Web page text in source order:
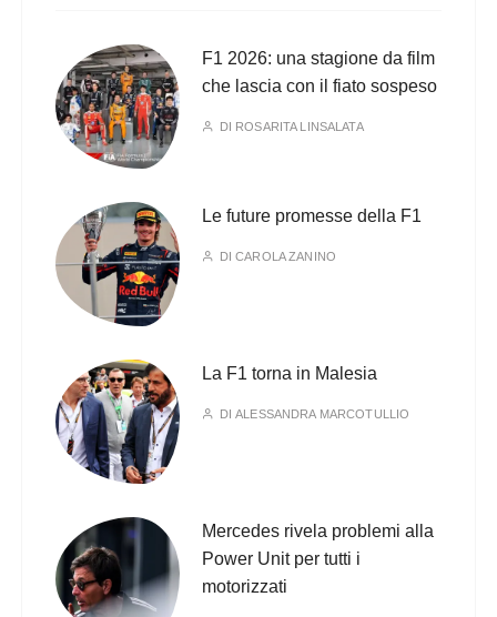
F1 2026: una stagione da film
che lascia con il fiato sospeso
DI ROSARITA LINSALATA
Le future promesse della F1
DICAROLA ZANINO
La F1 torna in Malesia
DIALESSANDRA MARCOTULLIO
Mercedes rivela problemi alla
Power Unit per tutti i
motorizzati